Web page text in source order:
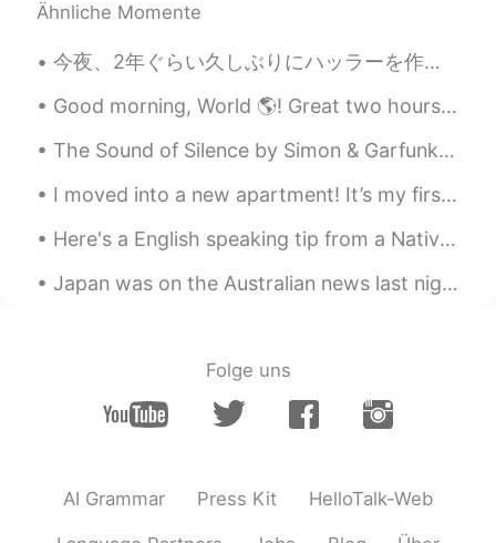
Ähnliche Momente
今夜、2年ぐらい久しぶりにハッラーを作った Tonight, I made challah for the first time in about 2 years 作り方がとても楽しいと思うの...
Good morning, World 🌎! Great two hours in the gym this morning! 💪🏽💪🏽 I actually watched the sun...
The Sound of Silence by Simon & Garfunkel. Part 2 of 2. "Fools," said I, "You do not know Sile...
I moved into a new apartment! It’s my first time living alone without a roommate! It’s a place t...
Here's a English speaking tip from a Native speaker: When you're trying to speak English for the...
Japan was on the Australian news last night. Reporters were explaining the “state of emergency” i...
Folge uns
AI Grammar Press Kit HelloTalk-Web